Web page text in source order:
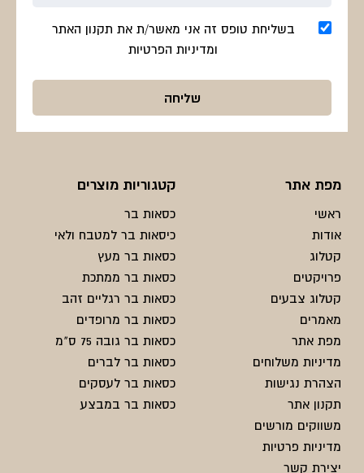
מפת אתר
ראשי
אודות
קטלוג
פרויקטים
קטלוג צבעים
מאמרים
מפת אתר
מדיניות משלוחים
הצהרת נגישות
תקנון אתר
משווקים מורשים
מדיניות פרטיות
יצירת קשר
קטגוריות מוצרים
כסאות בר
כיסאות בר למטבח ולאי
כסאות בר מעץ
כסאות בר ממתכת
כסאות בר רגליים זהב
כסאות בר מרופדים
כסאות בר גובה 75 ס"מ
כסאות בר לברים
כסאות בר לעסקים
כסאות בר במבצע
בשליחת טופס זה אני מאשר/ת את תקנון האתר
ומדיניות הפרטיות